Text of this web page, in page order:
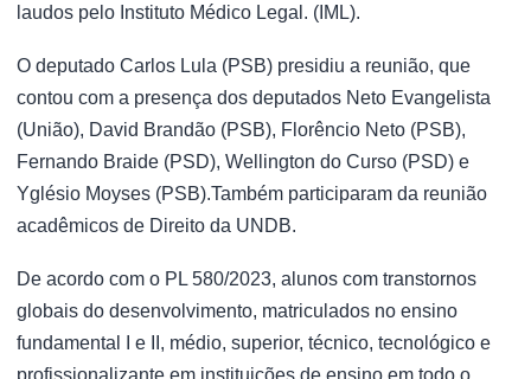
laudos pelo Instituto Médico Legal. (IML).
O deputado Carlos Lula (PSB) presidiu a reunião, que
contou com a presença dos deputados Neto Evangelista
(União), David Brandão (PSB), Florêncio Neto (PSB),
Fernando Braide (PSD), Wellington do Curso (PSD) e
Yglésio Moyses (PSB).Também participaram da reunião
acadêmicos de Direito da UNDB.
De acordo com o PL 580/2023, alunos com transtornos
globais do desenvolvimento, matriculados no ensino
fundamental I e II, médio, superior, técnico, tecnológico e